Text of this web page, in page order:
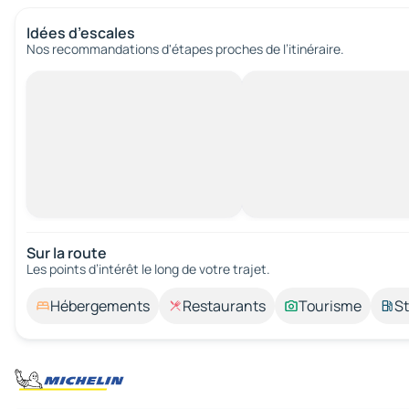
Idées d’escales
Nos recommandations d'étapes proches de l’itinéraire.
Sur la route
Les points d’intérêt le long de votre trajet.
Hébergements Restaurants Tourisme